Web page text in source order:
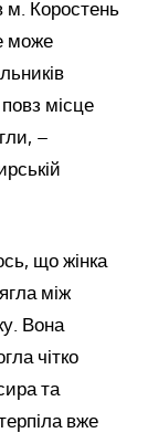
м. Коростень
може
місце
–
що жінка
між
Вона
чітко
та
вже